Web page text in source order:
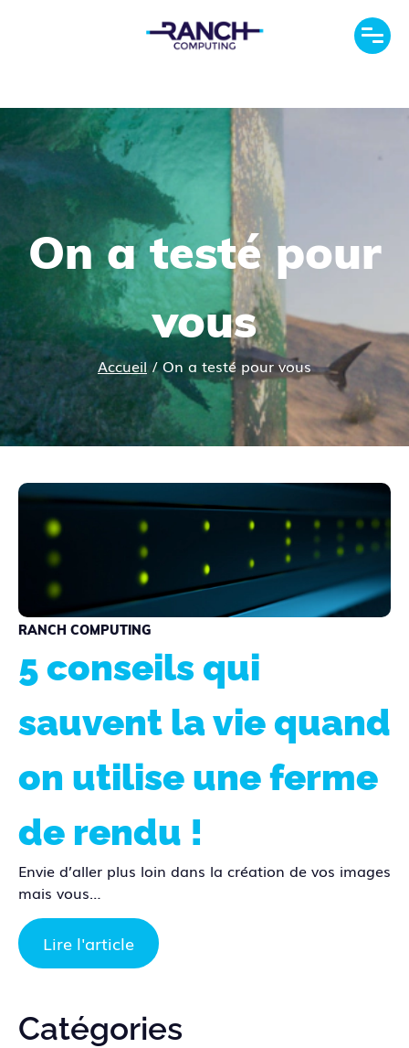
On a testé pour
vous
Accueil/On a testé pour vous
RANCH COMPUTING
5 conseils qui
sauvent la vie quand
on utilise une ferme
de rendu !
Envie d’aller plus loin dans la création de vos images
mais vous…
Lire l'article
Catégories